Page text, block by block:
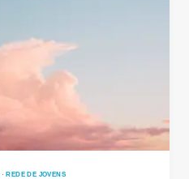
·REDE DE JOVENS